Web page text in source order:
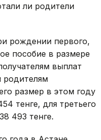
ли родители
рождении первого,
пособие в размере
выплат
родителям
размер в этом году
тенге, для третьего
493 тенге.